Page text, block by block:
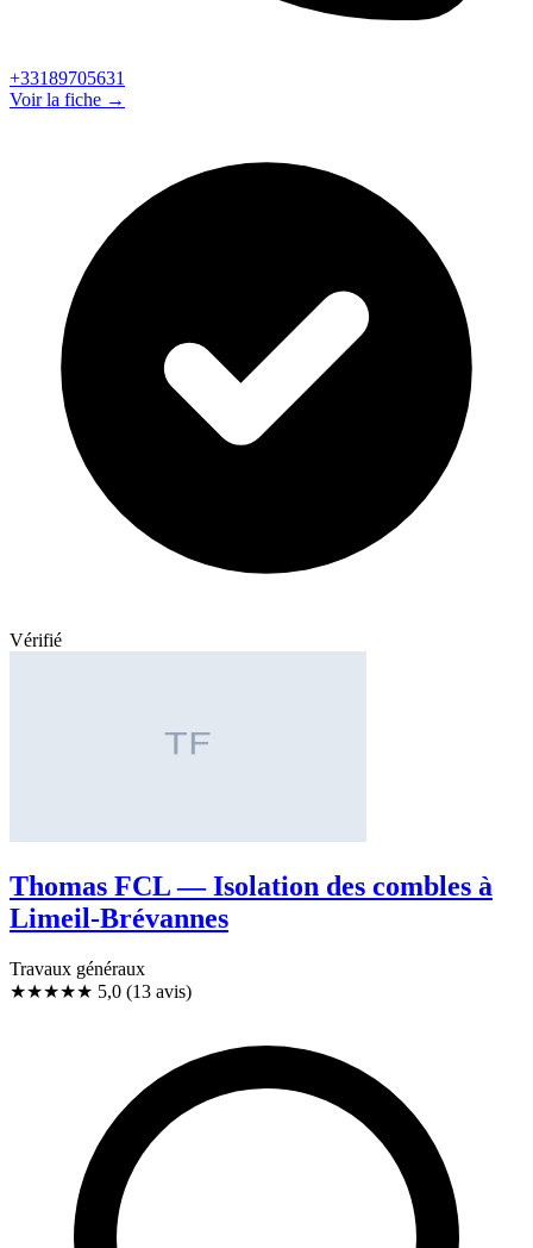
+33189705631
Voir la fiche →
Vérifié
Thomas FCL — Isolation des combles à
Limeil-Brévannes
Travaux généraux
★★★★★ 5,0 (13 avis)